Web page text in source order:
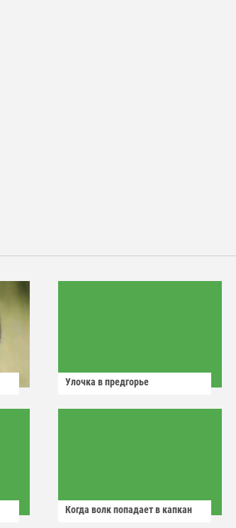
Улочка в предгорье
Когда волк попадает в капкан